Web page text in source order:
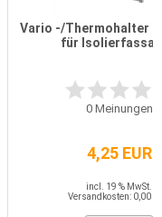
Vario -/Thermohalter
für
0Meinungen
4,25 EUR
incl. 19 % MwSt.
Versandkosten: 0,00